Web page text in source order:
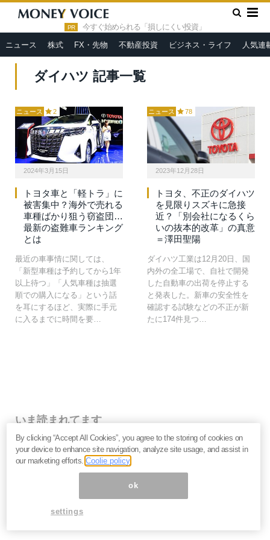
PR 今すぐ始められる「損しにくい投資」
ニュース 株式 FX・先物 不動産投資 ビジネス・ライフ 人気連
HOME » ダイハツ
ダイハツ 記事一覧
ニュース 2
2024年3月15日
トヨタ車と「軽トラ」に
被害集中？海外で売れる
車種ばかり狙う窃盗団…
最新の盗難車ランキング
とは
最近の車事情に関しては、
「新型車種は予約してから1年
以上待つ」「人気車種は抽選
順での購入になる」という話
を耳にするほど、実際に手元
に入るまでに時間を要…
ニュース 78
2023年12月28日
トヨタ、不正のダイハツ
を見限りスズキに急接
近？「別会社になるくら
いの抜本的改革」の真意
＝澤田聖陽
ダイハツ工業は12月20日、国
内外の全工場で、自社で開発
した自動車の出荷を停止する
と発表した。新車の安全性を
確認する試験などの不正が新
たに174件見つ…
いま読まれてます
株価乱高下「アドバンテスト」は買いか？AI特需の行方
と投資リスクを解説＝江口裕臣
株価下落「三菱重工」今が買い？長期投資家が見るべ
き“防衛だけじゃない”強さと投資リスク＝栫井駿介
べきか、大化けの4条件を解説＝金融ライター K.Y
By clicking “Accept All Cookies”, you agree to the storing of cookies on
your device to enhance site navigation, analyze site usage, and assist in
our marketing efforts.Coolie policy
ok
settings